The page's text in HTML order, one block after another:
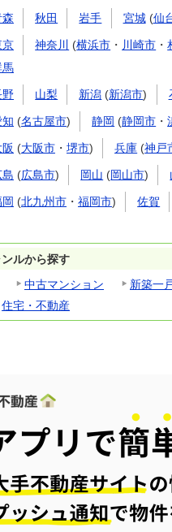
秋田 岩手 宮城(仙
京 神奈川 (横浜市 ・ 川崎市 ・
馬
野 山梨 新潟 (新潟市)
(名古屋市) 静岡 (静岡市 ・
(大阪市 ・ 堺市) 兵庫 (神戸
島 (広島市) 岡山 (岡山市)
(北九州市 ・ 福岡市) 佐賀
ルから探す
中古マンション 新築一
住宅・不動産